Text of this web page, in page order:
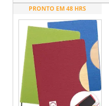
PRONTO EM 48 HRS